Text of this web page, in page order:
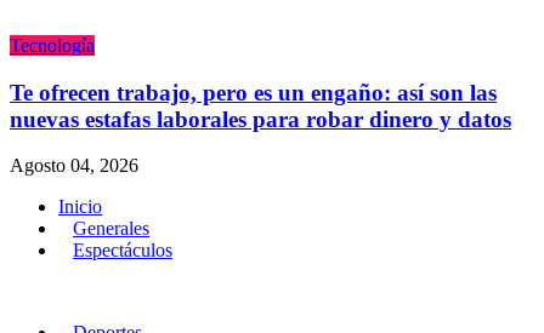
Tecnologí­a
Te ofrecen trabajo, pero es un engaño: así son las
nuevas estafas laborales para robar dinero y datos
Agosto 04, 2026
Inicio
Generales
Espectáculos